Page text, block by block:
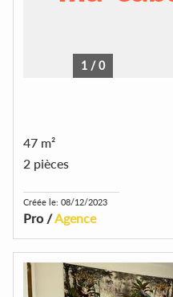
1 /0
47 m²
2 pièces
Créée le: 08/12/2023
Pro /Agence